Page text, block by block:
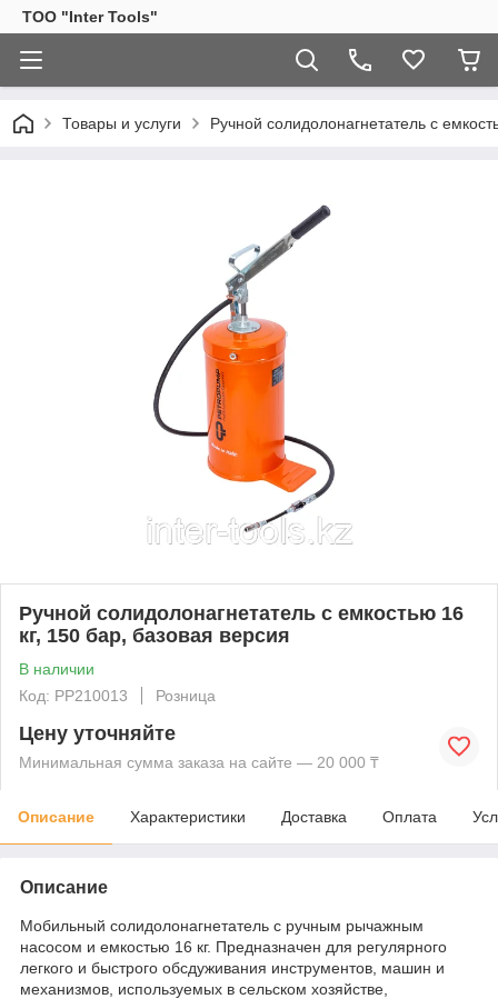
ТОО "Inter Tools"
Товары и услуги Ручной солидолонагнетатель с
Ручной солидолонагнетатель с емкостью 16
кг, 150 бар, базовая версия
В наличии
Код: PP210013
Розница
Цену уточняйте
Минимальная сумма заказа на сайте — 20 000 ₸
Описание Характеристики Доставка Оплата
Описание
Мобильный солидолонагнетатель с ручным рычажным
насосом и емкостью 16 кг. Предназначен для регулярного
легкого и быстрого обсдуживания инструментов, машин и
механизмов, используемых в сельском хозяйстве,